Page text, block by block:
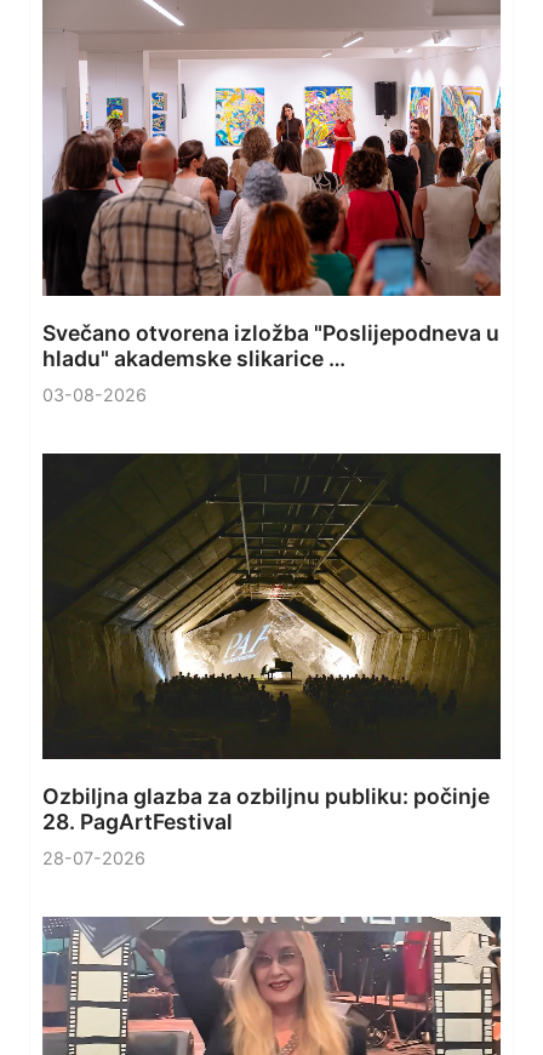
Svečano otvorena izložba "Poslijepodneva u
hladu" akademske slikarice …
03-08-2026
Ozbiljna glazba za ozbiljnu publiku: počinje
28. PagArtFestival
28-07-2026